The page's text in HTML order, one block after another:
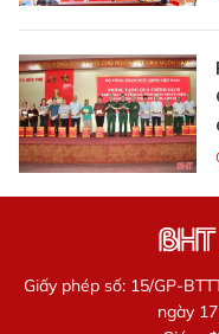
Giấy phép số: 15/GP-
ngày